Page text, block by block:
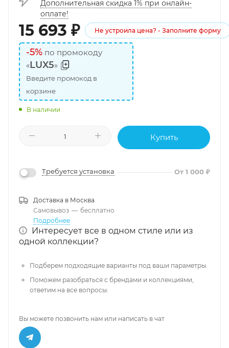
Дополнительная скидка 1% при онлайн-
оплате!
15 693 ₽ Не устроила цена? - Заполните форму
-5% по промокоду
«LUX5»
Введите промокод в
корзине
В наличии
Купить
Требуется установка От 1 000 ₽
Доставка в Москва
Самовывоз — бесплатно
Подробнее
Интересует все в одном стиле или из
одной коллекции?
Подберем подходящие варианты под ваши параметры.
Поможем разобраться с брендами и коллекциями,
ответим на все вопросы.
Вы можете позвонить нам или написать в чат